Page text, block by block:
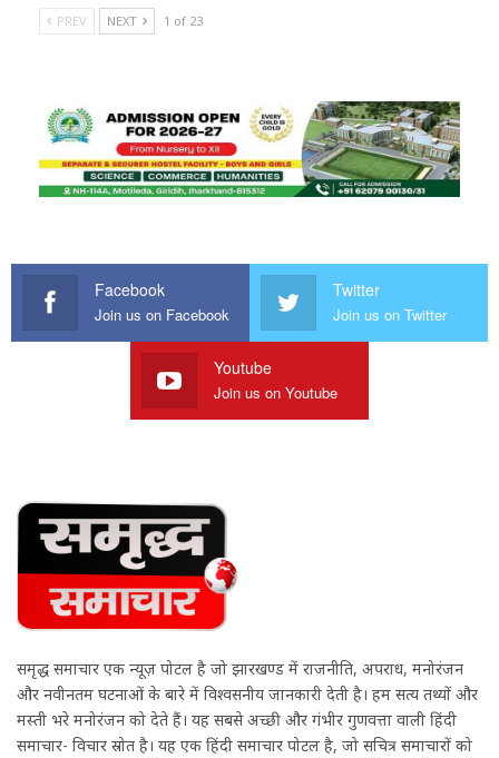
PREV NEXT 1 of 23
Facebook
Join us on Facebook
Twitter
Join us on Twitter
Youtube
Join us on Youtube
समृद्ध समाचार एक न्यूज़ पोर्टल है जो झारखण्ड में राजनीति, अपराध, मनोरंजन
और नवीनतम घटनाओं के बारे में विश्वसनीय जानकारी देती है। हम सत्य तथ्यों और
मस्ती भरे मनोरंजन को देते हैं। यह सबसे अच्छी और गंभीर गुणवत्ता वाली हिंदी
समाचार- विचार स्रोत है। यह एक हिंदी समाचार पोर्टल है, जो सचित्र समाचारों को